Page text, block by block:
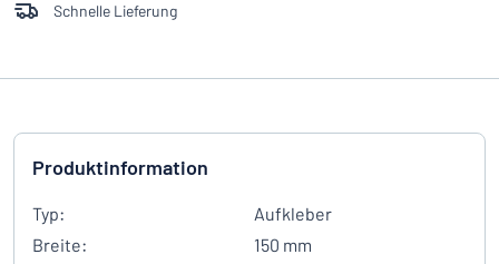
Schnelle Lieferung
Produktinformation
Typ:
Aufkleber
Breite:
150 mm